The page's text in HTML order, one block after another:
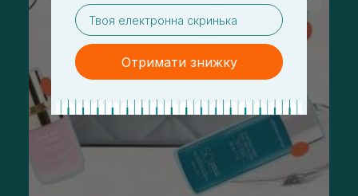
email
Отримати знижку